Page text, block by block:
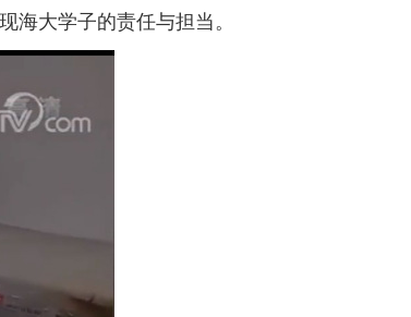
大学子的责任与担当。